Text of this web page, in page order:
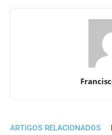
ARTIGOS RELACIONADOS